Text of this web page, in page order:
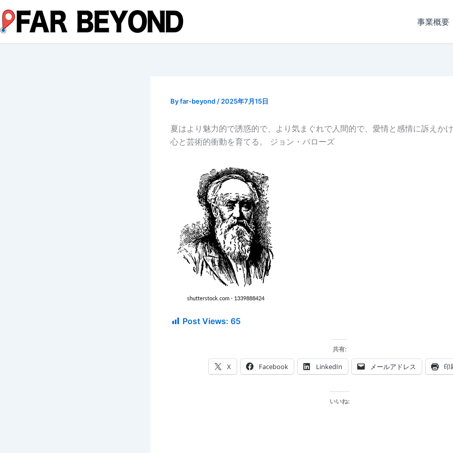
容
を
ス
事業概要
Byfar-beyond / 2025年7月15日
夏はより魅力的で誘惑的で、より気まぐれで人間的で、愛情と感情に訴えか
心と芸術的衝動を育てる。 ジョン・バローズ
Post Views: 65
共有:
X Facebook LinkedIn メールアドレス 印
いいね: